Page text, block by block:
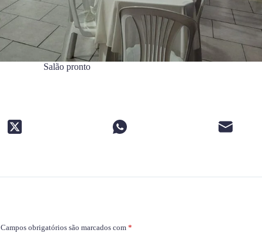
Salão pronto
Campos obrigatórios são marcados com*